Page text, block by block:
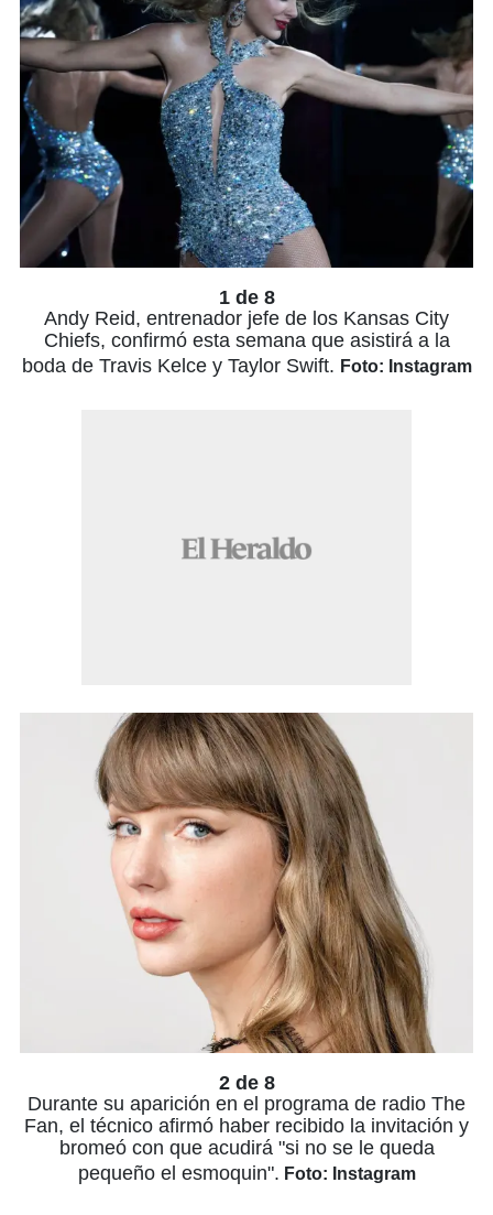
1 de 8
Andy Reid, entrenador jefe de los Kansas City
Chiefs, confirmó esta semana que asistirá a la
boda de Travis Kelce y Taylor Swift. Foto: Instagram
2 de 8
Durante su aparición en el programa de radio The
Fan, el técnico afirmó haber recibido la invitación y
bromeó con que acudirá "si no se le queda
pequeño el esmoquin". Foto: Instagram